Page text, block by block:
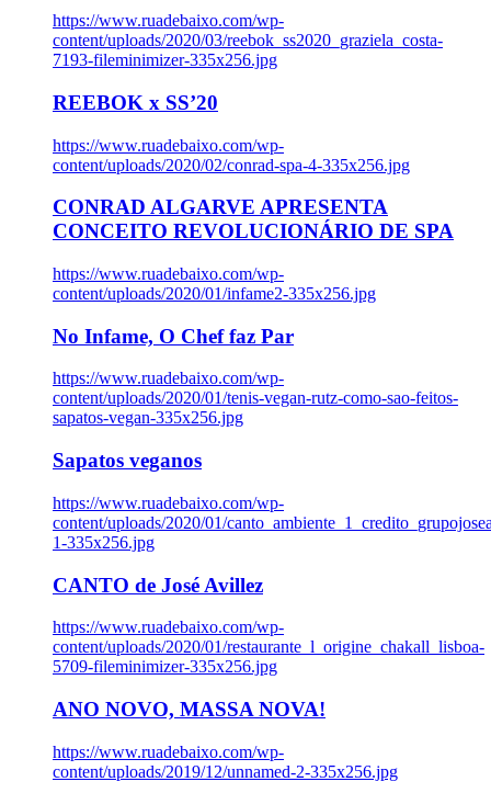
https://www.ruadebaixo.com/wp-
content/uploads/2020/03/reebok_ss2020_graziela_costa-
7193-fileminimizer-335x256.jpg
REEBOK x SS’20
https://www.ruadebaixo.com/wp-
content/uploads/2020/02/conrad-spa-4-335x256.jpg
CONRAD ALGARVE APRESENTA
CONCEITO REVOLUCIONÁRIO DE SPA
https://www.ruadebaixo.com/wp-
content/uploads/2020/01/infame2-335x256.jpg
No Infame, O Chef faz Par
https://www.ruadebaixo.com/wp-
content/uploads/2020/01/tenis-vegan-rutz-como-sao-feitos-
sapatos-vegan-335x256.jpg
Sapatos veganos
https://www.ruadebaixo.com/wp-
content/uploads/2020/01/
1-335x256.jpg
CANTO de José Avillez
https://www.ruadebaixo.com/wp-
content/uploads/2020/01/restaurante_l_origine_chakall_lisboa-
5709-fileminimizer-335x256.jpg
ANO NOVO, MASSA NOVA!
https://www.ruadebaixo.com/wp-
content/uploads/2019/12/unnamed-2-335x256.jpg